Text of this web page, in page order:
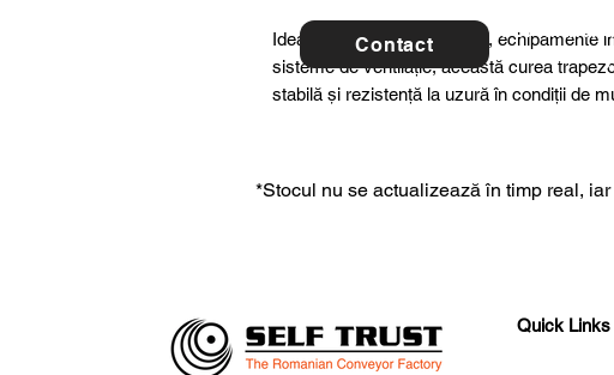
Ideală pentru utilaje agricole, echipamente
sisteme de ventilație, această curea
stabilă și rezistență la uzură în condiții de
Contact
For further
consultancy
*Stocul nu se actualizează în timp real,
Quick Links